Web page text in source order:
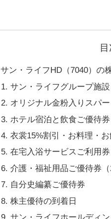
サン・ライフHD（7040）の
サン・ライフグループ施
オリジナル金粉入りスパ
ホテル宿泊と飲食ご優待券
衣裳15%割引・お料理・
在宅入浴サービスご利用
介護・福祉用品ご優待券
自分史編纂ご優待券
株主優待の到着日